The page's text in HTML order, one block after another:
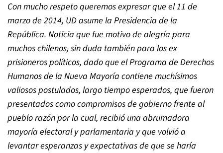
Con mucho respeto queremos expresar que el 11 de
marzo de 2014, UD asume la Presidencia de la
República. Noticia que fue motivo de alegría para
muchos chilenos, sin duda también para los ex
prisioneros políticos, dado que el Programa de Derechos
Humanos de la Nueva Mayoría contiene muchísimos
valiosos postulados, largo tiempo esperados, que fueron
presentados como compromisos de gobierno frente al
pueblo razón por la cual, recibió una abrumadora
mayoría electoral y parlamentaria y que volvió a
levantar esperanzas y expectativas de que se haría